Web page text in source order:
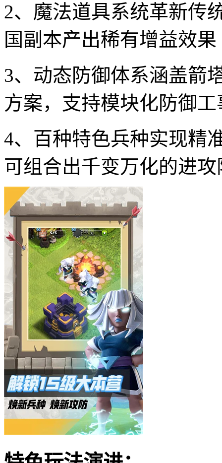
2、魔法道具系统革新传
国副本产出稀有增益效果
3、动态防御体系涵盖箭
方案，支持模块化防御工
4、百种特色兵种实现精
可组合出千变万化的进攻